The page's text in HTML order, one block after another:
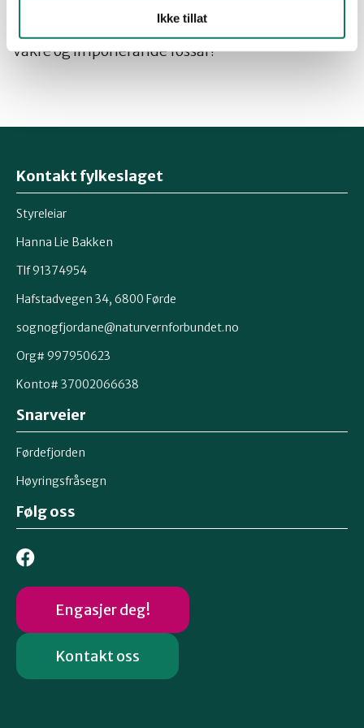
Ikke tillat
med nokre ”siplebekker” der det tidlegare var
vakre og imponerande fossar!
Kontakt fylkeslaget
Styreleiar
Hanna Lie Bakken
Tlf 91374954
Hafstadvegen 34, 6800 Førde
sognogfjordane@naturvernforbundet.no
Org# 997950623
Konto# 37002066638
Snarveier
Førdefjorden
Høyringsfråsegn
Følg oss
Engasjer deg!
Kontakt oss